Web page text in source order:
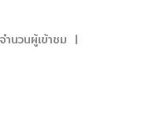
นวนผู้เข้าชม |